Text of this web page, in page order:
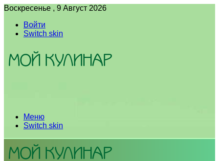
Воскресенье , 9 Август 2026
Войти
Switch skin
Меню
Switch skin